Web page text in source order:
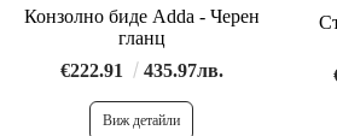
Конзолно биде Adda - Черен
гланц
€222.91
435.97лв.
Виж детайли